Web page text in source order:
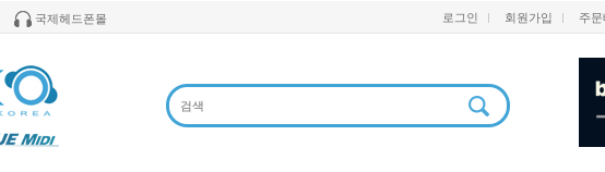
국제헤드폰몰 로그인 회원가입 주문